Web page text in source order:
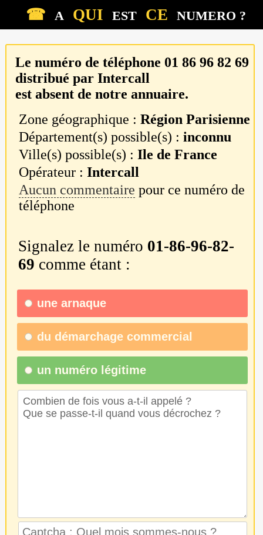
☎ A QUI EST CE NUMERO ?
Le numéro de téléphone 01 86 96 82 69
distribué par Intercall
est absent de notre annuaire.
Zone géographique :Région Parisienne
Département(s) possible(s) :inconnu
Ville(s) possible(s) :Ile de France
Opérateur :Intercall
Aucun commentaire pour ce numéro de
téléphone
Signalez le numéro 01-86-96-82-
69 comme étant :
une arnaque
du démarchage commercial
un numéro légitime